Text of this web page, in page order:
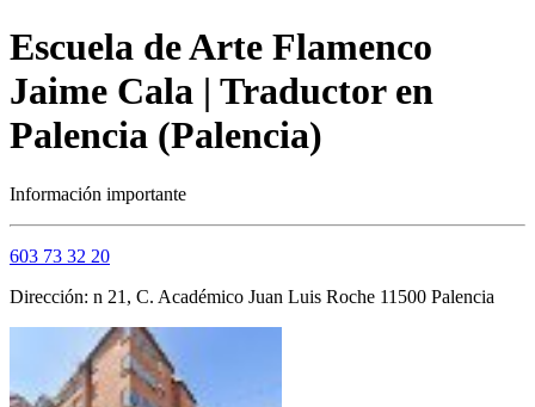
Escuela de Arte Flamenco
Jaime Cala | Traductor en
Palencia (Palencia)
Información importante
603 73 32 20
Dirección: n 21, C. Académico Juan Luis Roche 11500 Palencia